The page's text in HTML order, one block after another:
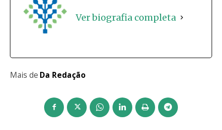
Ver biografia completa
Mais de Da Redação